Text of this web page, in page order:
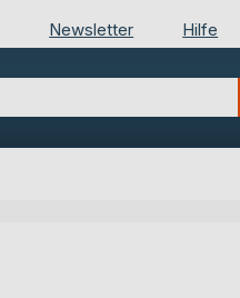
Newsletter Hilfe